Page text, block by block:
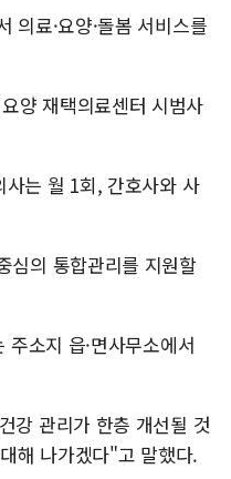
의료·요양·돌봄 서비스를
양 재택의료센터 시범사
는 월 1회, 간호사와 사
심의 통합관리를 지원할
소지 읍·면사무소에서
강 관리가 한층 개선될 것
해 나가겠다"고 말했다.